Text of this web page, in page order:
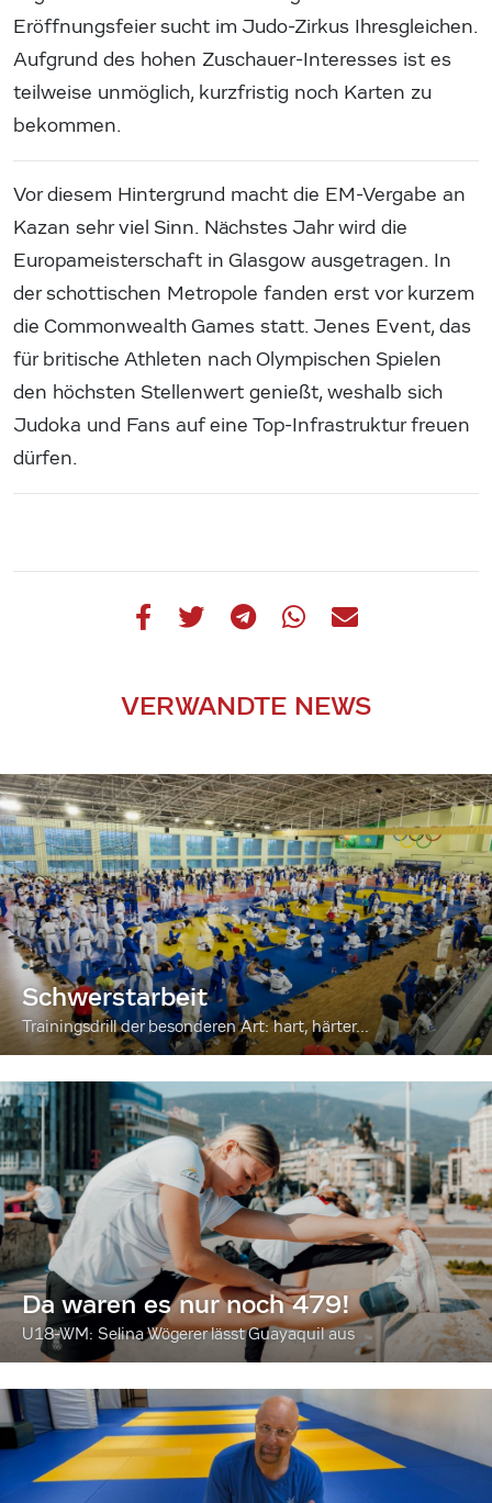
Eröffnungsfeier sucht im Judo-Zirkus Ihresgleichen.
Aufgrund des hohen Zuschauer-Interesses ist es
teilweise unmöglich, kurzfristig noch Karten zu
bekommen.
Vor diesem Hintergrund macht die EM-Vergabe an
Kazan sehr viel Sinn. Nächstes Jahr wird die
Europameisterschaft in Glasgow ausgetragen. In
der schottischen Metropole fanden erst vor kurzem
die Commonwealth Games statt. Jenes Event, das
für britische Athleten nach Olympischen Spielen
den höchsten Stellenwert genießt, weshalb sich
Judoka und Fans auf eine Top-Infrastruktur freuen
dürfen.
VERWANDTE NEWS
Schwerstarbeit
Trainingsdrill der besonderen Art: hart, härter...
Da waren es nur noch 479!
U18-WM: Selina Wögerer lässt Guayaquil aus